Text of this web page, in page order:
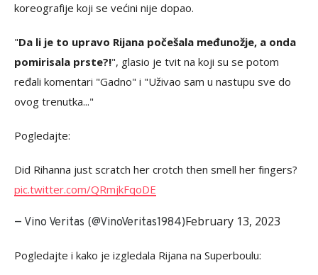
koreografije koji se većini nije dopao.
"Da li je to upravo Rijana počešala međunožje, a onda
pomirisala prste?!", glasio je tvit na koji su se potom
ređali komentari "Gadno" i "Uživao sam u nastupu sve do
ovog trenutka..."
Pogledajte:
Did Rihanna just scratch her crotch then smell her fingers?
pic.twitter.com/QRmjkFqoDE
— Vino Veritas (@VinoVeritas1984)February 13, 2023
Pogledajte i kako je izgledala Rijana na Superboulu: